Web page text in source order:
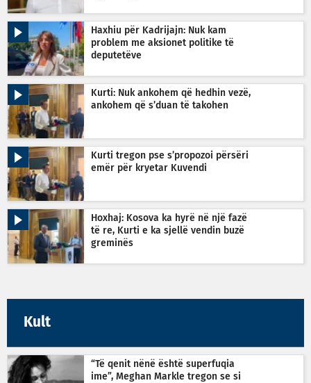
Haxhiu për Kadrijajn: Nuk kam
problem me aksionet politike të
deputetëve
Kurti: Nuk ankohem që hedhin vezë,
ankohem që s’duan të takohen
Kurti tregon pse s’propozoi përsëri
emër për kryetar Kuvendi
Hoxhaj: Kosova ka hyrë në një fazë
të re, Kurti e ka sjellë vendin buzë
greminës
Kult
“Të qenit nënë është superfuqia
ime”, Meghan Markle tregon se si